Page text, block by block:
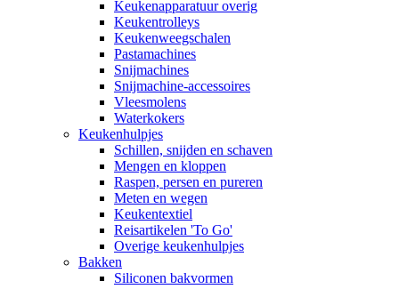
Keukenapparatuur overig
Keukentrolleys
Keukenweegschalen
Pastamachines
Snijmachines
Snijmachine-accessoires
Vleesmolens
Waterkokers
Keukenhulpjes
Schillen, snijden en schaven
Mengen en kloppen
Raspen, persen en pureren
Meten en wegen
Keukentextiel
Reisartikelen 'To Go'
Overige keukenhulpjes
Bakken
Siliconen bakvormen